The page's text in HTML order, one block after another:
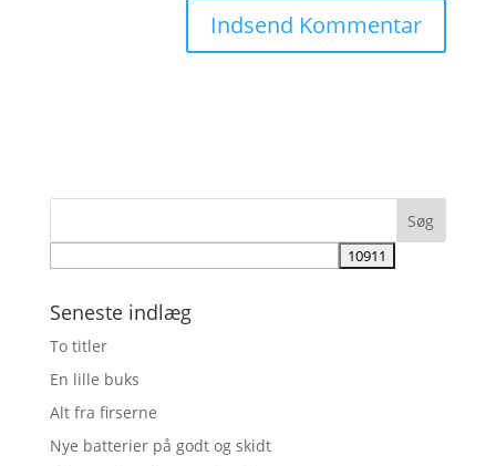
Seneste indlæg
To titler
En lille buks
Alt fra firserne
Nye batterier på godt og skidt